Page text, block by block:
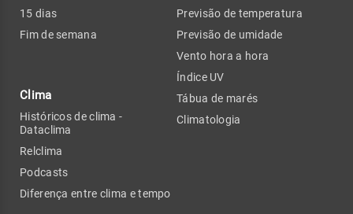
15 dias
Fim de semana
Clima
Históricos de clima -
Dataclima
Relclima
Podcasts
Diferença entre clima e tempo
Previsão de temperatura
Previsão de umidade
Vento hora a hora
Índice UV
Tábua de marés
Climatologia